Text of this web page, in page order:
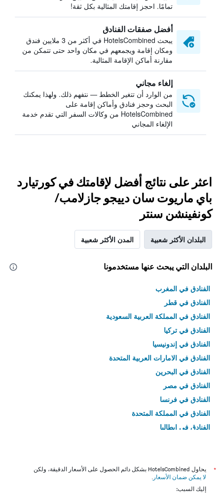
تمامًا. احجز إقامتك المثالية بكل ثقة!
أفضل صفقات الفنادق
يبحث HotelsCombined في أكثر من 3 ملايين فندق
ومكان إقامة ويجمعهم في مكان واحد حتى تتمكن من
مقارنة أماكن الإقامة المثالية.
إلغاء مجاني
من الوارد أن تتغير الخطط — نتفهم ذلك. ولهذا يمكنك
البحث وحجز فنادق وأماكن إقامة على
HotelsCombined من وكالات السفر التي تقدم خدمة
الإلغاء المجاني
اعثر على نتائج أفضل لإقامتك في كورتيارد
باي ماريوت سان دييجو جازلامب/
كونفينشن سنتر
البلدان الأكثر شعبية المدن الأكثر شعبية
البلدان التي يبحث عنها مستخدمونا
الفنادق في المغرب
الفنادق في قطر
الفنادق في المملكة العربية السعودية
الفنادق في تركيا
الفنادق في إندونيسيا
الفنادق في الامارات العربية المتحدة
الفنادق في البحرين
الفنادق في مصر
الفنادق في فرنسا
الفنادق في المملكة المتحدة
الفنادق في إيطاليا
*
يحاول HotelsCombined بشكل دائم الحصول على الأسعار الدقيقة، ولكن
لا يمكن ضمان الأسعار .
إليك السبب: